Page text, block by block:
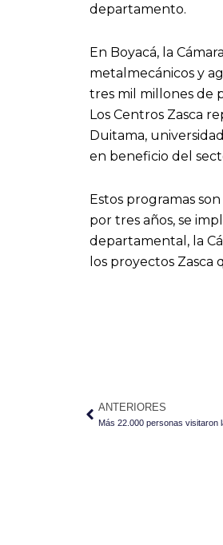
departamento.
En Boyacá, la
metalmecánicos y
tres mil millones de
Los Centros Zasca
Duitama,
en beneficio del
Estos programas
por tres años, se
departamental, la
los proyectos Zasca
ANTERIORES
Más 22.000 personas visitaron